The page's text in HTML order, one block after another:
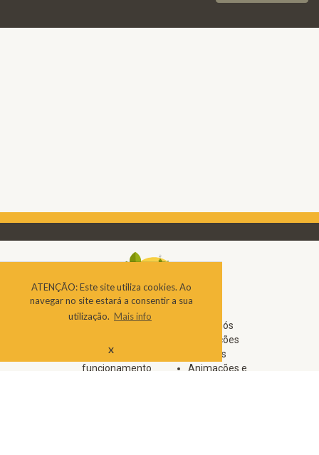
ATENÇÃO: Este site utiliza cookies. Ao
navegar no site estará a consentir a sua
utilização. Mais info
X
Licença de
funcionamento
Sobre nós
Instalações
Serviços
Animações e